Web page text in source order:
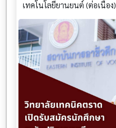
เทคโนโลยียานยนต์ (ต่อเนื่อง)